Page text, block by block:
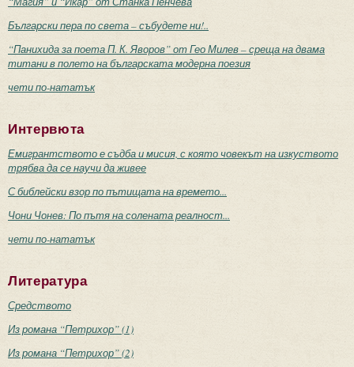
Български пера по света – събудете ни!..
“Панихида за поета П. К. Яворов” от Гео Милев – среща на двама
титани в полето на българската модерна поезия
чети по-нататък
Интервюта
Емигрантството е съдба и мисия, с която човекът на изкуството
трябва да се научи да живее
С библейски взор по пътищата на времето...
Чони Чонев: По пътя на солената реалност...
чети по-нататък
Литература
Средството
Из романа “Петрихор” (1)
Из романа “Петрихор” (2)